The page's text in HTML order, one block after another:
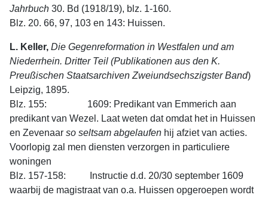
Jahrbuch 30. Bd (1918/19), blz. 1-160.
Blz. 20. 66, 97, 103 en 143: Huissen.
L. Keller, Die Gegenreformation in Westfalen und am
Niederrhein. Dritter Teil (Publikationen aus den K.
Preußischen Staatsarchiven Zweiundsechszigster Band)
Leipzig, 1895.
Blz. 155: 1609: Predikant van Emmerich aan
predikant van Wezel. Laat weten dat omdat het in Huissen
en Zevenaar so seltsam abgelaufen hij afziet van acties.
Voorlopig zal men diensten verzorgen in particuliere
woningen
Blz. 157-158: Instructie d.d. 20/30 september 1609
waarbij de magistraat van o.a. Huissen opgeroepen wordt